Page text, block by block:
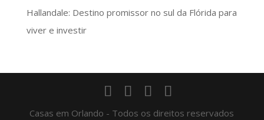
Hallandale: Destino promissor no sul da Flórida para
viver e investir
Casas em Orlando - Todos os direitos reservados